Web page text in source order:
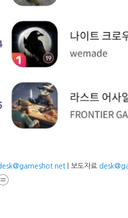
| 보도자료